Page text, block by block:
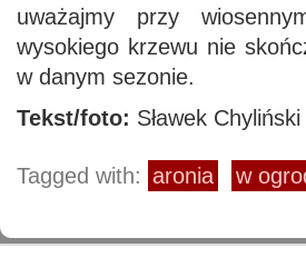
uważajmy przy
wysokiego krzewu nie
w danym sezonie.
Tekst/foto: Sławek Chyliński
Tagged with: aronia w